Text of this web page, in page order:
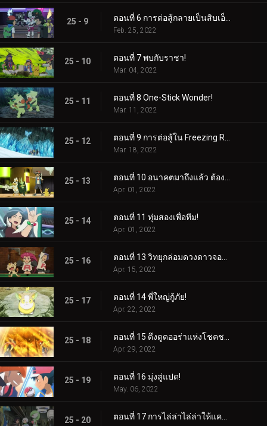
25 - 9
Feb. 25, 2022
25 - 10 ตอนที่ 7 พบกับราชา!
Mar. 04, 2022
25 - 11 ตอนที่ 8 One-Stick Wonder!
Mar. 11, 2022
25 - 12
Mar. 18, 2022
25 - 13
Apr. 01, 2022
25 - 14 ตอนที่ 11 ทุ่มสองเพื่อทีม!
Apr. 01, 2022
25 - 16
Apr. 15, 2022
25 - 17 ตอนที่ 14 พี่ใหญ่กู้ภัย!
Apr. 22, 2022
25 - 18
Apr. 29, 2022
25 - 19 ตอนที่ 16 มุ่งสู่แปด!
May. 06, 2022
25 - 20